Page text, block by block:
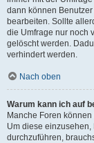
dann können
bearbeiten. Sollte
die Umfrage nur noch
gelöscht werden.
verhindert werden.
Nach oben
Warum kann ich auf
Manche Foren
Um diese
durchzuführen,